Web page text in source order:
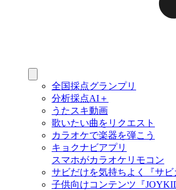
全国採点グランプリ
分析採点AI＋
うたスキ動画
歌いたい曲をリクエスト
カラオケで楽器を弾こう
キョクナビアプリ
スマホがカラオケリモコン
サビだけを気持ちよく『サビ
子供向けコンテンツ『